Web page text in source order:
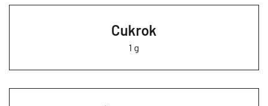
Cukrok
1 g